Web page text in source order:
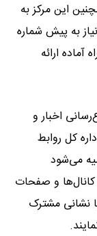
این مرکز به
با شماره تلفن ۱۴۲۰ بدون نیاز به پیش شماره
ارائه
اخبار و
کل روابط
می‌شود
کانال‌ها و صفحات
نشانی مشترک